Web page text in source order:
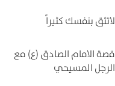
لاتثق بنفسك كثيراً
قصة الامام الصادق (ع) مع
الرجل المسيحي